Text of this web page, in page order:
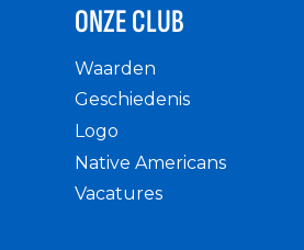
ONZE CLUB
Waarden
Geschiedenis
Logo
Native Americans
Vacatures